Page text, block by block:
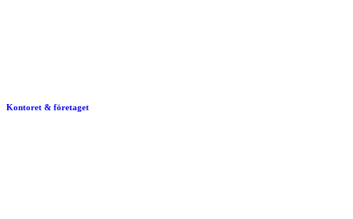
Kontoret & företaget